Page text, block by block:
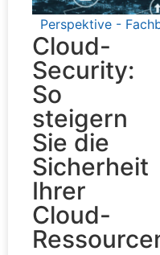
Perspektive -
Cloud-
Security:
So
steigern
Sie die
Sicherheit
Ihrer
Cloud-